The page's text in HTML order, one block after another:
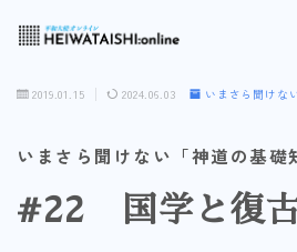
ご入会はこちら
ログインはこちら
2019.01.15 2024.06.03 いまさら聞けな
いまさら聞けない「神道の基礎
#22 国学と復